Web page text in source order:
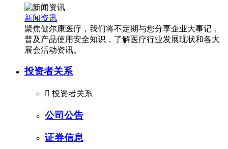
新闻资讯
聚焦健尔康医疗，我们将不定期与您分享企业大事记，
普及产品使用安全知识，了解医疗行业发展现状和各大
展会活动资讯。
投资者关系
 投资者关系
公司公告
证券信息